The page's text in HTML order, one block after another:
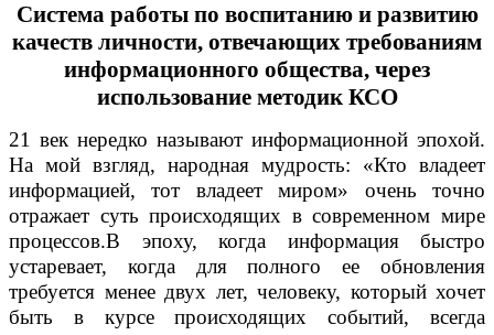
Система работы по воспитанию и развитию
качеств личности, отвечающих требованиям
информационного общества, через
использование методик КСО
21 век нередко называют информационной эпохой.
На мой взгляд, народная мудрость: «Кто владеет
информацией, тот владеет миром» очень точно
отражает суть происходящих в современном мире
процессов.В эпоху, когда информация быстро
устаревает, когда для полного ее обновления
требуется менее двух лет, человеку, который хочет
быть в курсе происходящих событий, всегда